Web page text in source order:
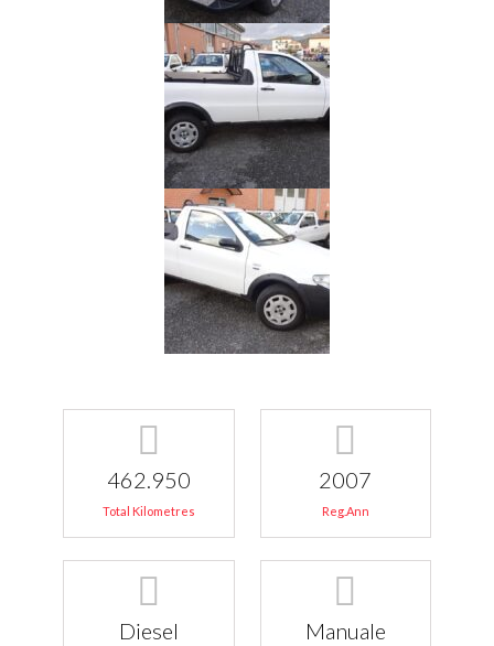
462.950
Total Kilometres
2007
Reg.Ann
Diesel Manuale